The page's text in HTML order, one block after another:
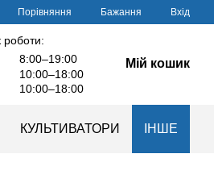
Порівняння Бажання Вхід
роботи:
8:00–19:00
10:00–18:00
10:00–18:00
Мій кошик
КУЛЬТИВАТОРИ ІНШЕ